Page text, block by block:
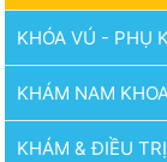
KHÓA VÚ - PHỤ
KHÁM NAM
KHÁM & ĐIỀU